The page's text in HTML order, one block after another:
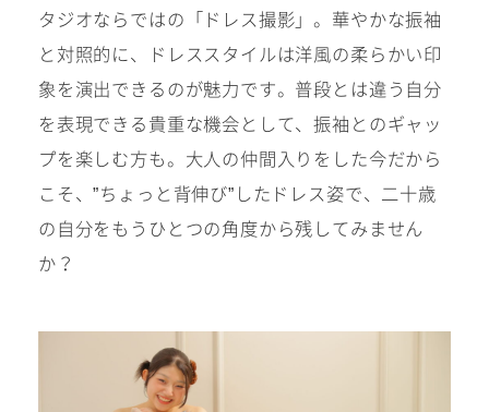
学校卒業袴
記念日
#衣裳メニュー
タジオならではの「ドレス撮影」。華やかな振袖
と対照的に、ドレススタイルは洋風の柔らかい印
象を演出できるのが魅力です。普段とは違う自分
を表現できる貴重な機会として、振袖とのギャッ
プを楽しむ方も。大人の仲間入りをした今だから
こそ、”ちょっと背伸び”したドレス姿で、二十歳
の自分をもうひとつの角度から残してみません
か？